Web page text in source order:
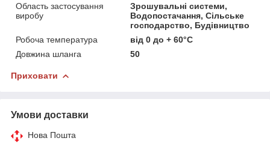
Область застосування
виробу
Зрошувальні системи,
Водопостачання, Сільське
господарство, Будівництво
Робоча температура
від 0 до + 60°С
Довжина шланга
50
Приховати
Умови доставки
Нова Пошта